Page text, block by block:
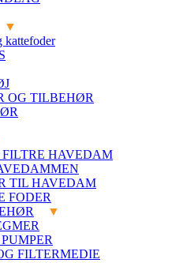
kattefoder
OG TILBEHØR
FILTRE HAVEDAM
TIL HAVEDAM
FODER
FILTERMEDIE